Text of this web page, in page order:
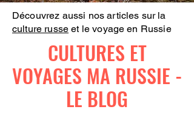
Découvrez aussi nos articles sur la
culture russe et le voyage en Russie
CULTURES ET
VOYAGES MA RUSSIE -
LE BLOG